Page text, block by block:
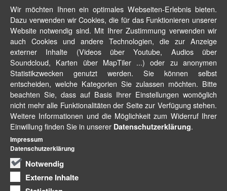
Wir möchten Ihnen ein optimales Webseiten-Erlebnis bieten.
Dazu verwenden wir Cookies, die für das Funktionieren unserer
Website notwendig sind. Mit Ihrer Zustimmung verwenden wir
auch Cookies und andere Technologien, die zur Anzeige
externer Inhalte (Videos über Youtube, Audios über
Soundcloud, Karten über MapTiler ...) oder zu anonymen
Statistikzwecken genutzt werden. Sie können selbst
entscheiden, welche Kategorien Sie zulassen möchten. Bitte
beachten Sie, dass auf Basis Ihrer Einstellungen womöglich
nicht mehr alle Funktionalitäten der Seite zur Verfügung stehen.
Weitere Informationen und die Möglichkeit zum Widerruf Ihrer
Einwillung finden Sie in unserer Datenschutzerklärung.
Notwendig
Externe Inhalte
Impressum
Datenschutzerklärung